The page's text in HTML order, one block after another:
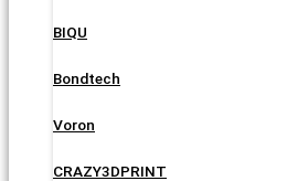
BIQU
Bondtech
Voron
CRAZY3DPRINT